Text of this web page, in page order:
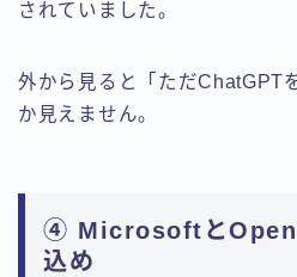
されていました。
外から見ると「ただChatGPT
か見えません。
④ Microsoftと
込め